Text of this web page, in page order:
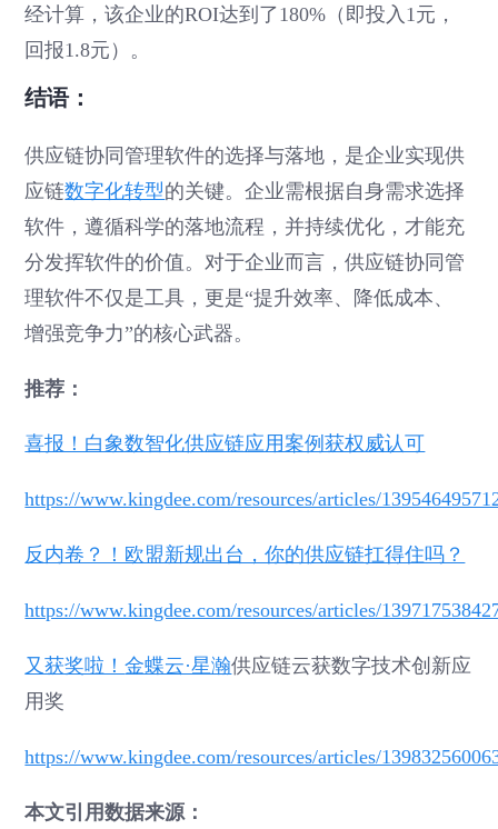
经计算，该企业的ROI达到了180%（即投入1元，
回报1.8元）。
结语：
供应链协同管理软件的选择与落地，是企业实现供
应链数字化转型的关键。企业需根据自身需求选择
软件，遵循科学的落地流程，并持续优化，才能充
分发挥软件的价值。对于企业而言，供应链协同管
理软件不仅是工具，更是“提升效率、降低成本、
增强竞争力”的核心武器。
推荐：
喜报！白象数智化供应链应用案例获权威认可
https://www.kingdee.com/resources/articles/
反内卷？！欧盟新规出台，你的供应链扛得住吗？
https://www.kingdee.com/resources/articles/
又获奖啦！金蝶云·星瀚供应链云获数字技术创新应
用奖
https://www.kingdee.com/resources/articles/
本文引用数据来源：